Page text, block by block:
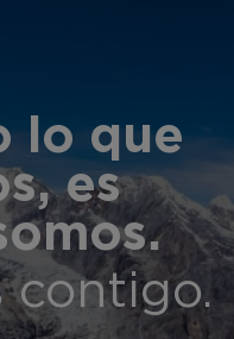
lo que
es
contigo.